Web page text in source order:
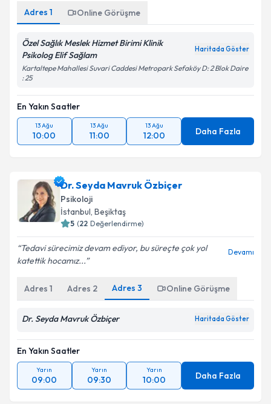
Adres 1 Online Görüşme
Özel Sağlık Meslek Hizmet Birimi Klinik
Psikolog Elif Sağlam
Haritada Göster
Kartaltepe Mahallesi Suvari Caddesi Metropark Sefaköy D: 2 Blok Daire
: 25
En Yakın Saatler
13 Ağu
10:00
13 Ağu
11:00
13 Ağu
12:00 Daha Fazla
Dr. Seyda Mavruk Özbiçer
Psikoloji
İstanbul, Beşiktaş
5 (22 Değerlendirme)
Tedavi sürecimiz devam ediyor, bu süreçte çok yol
katettik hocamız...
Devamı
Adres 1 Adres 2 Adres 3 Online Görüşme
Dr. Seyda Mavruk Özbiçer Haritada Göster
En Yakın Saatler
Yarın
09:00
Yarın
09:30
Yarın
10:00 Daha Fazla